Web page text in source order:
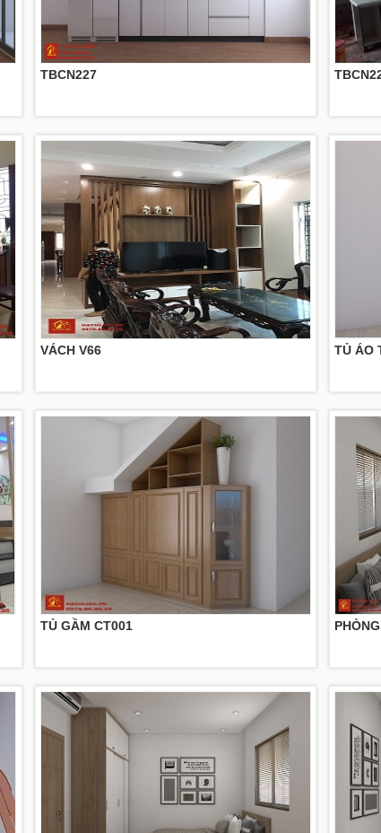
TBCN227
VÁCH V66 TỦ ÁO
TỦ GẦM CT001